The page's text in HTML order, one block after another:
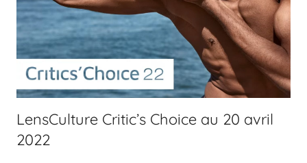
LensCulture Critic’s Choice au 20 avril
2022